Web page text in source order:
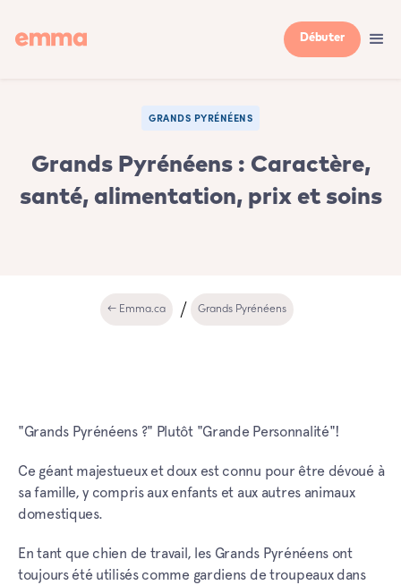
Débuter
GRANDS PYRÉNÉENS
Grands Pyrénéens : Caractère,
santé, alimentation, prix et soins
← Emma.ca Grands Pyrénéens
"Grands Pyrénéens ?" Plutôt "Grande Personnalité"!
Ce géant majestueux et doux est connu pour être dévoué à
sa famille, y compris aux enfants et aux autres animaux
domestiques.
En tant que chien de travail, les Grands Pyrénéens ont
toujours été utilisés comme gardiens de troupeaux dans